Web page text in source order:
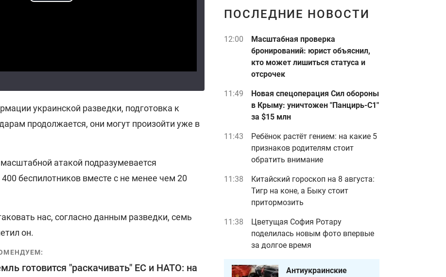
украинской разведки, подготовка к
продолжается, они могут произойти уже в
атакой подразумевается
беспилотников вместе с не менее чем 20
нас, согласно данным разведки, семь
он.
готовится "раскачивать" ЕС и НАТО: на
ПОСЛЕДНИЕ НОВОСТИ
12:00
Масштабная проверка
бронирований: юрист объяснил,
кто может лишиться статуса и
отсрочек
11:49
Новая спецоперация Сил обороны
в Крыму: уничтожен "Панцирь-С1"
за $15 млн
11:43
Ребёнок растёт гением: на какие 5
признаков родителям стоит
обратить внимание
11:38
Китайский гороскоп на 8 августа:
Тигр на коне, а Быку стоит
притормозить
11:38
Цветущая София Ротару
поделилась новым фото впервые
за долгое время
Антиукраинские